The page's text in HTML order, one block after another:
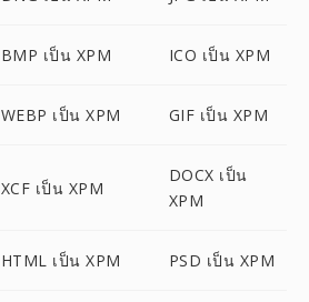
BMP เป็น XPM ICO เป็น XPM
WEBP เป็น XPM GIF เป็น XPM
XCF เป็น XPM
DOCX เป็น
XPM
HTML เป็น XPM PSD เป็น XPM